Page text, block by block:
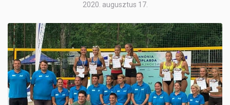
2020. augusztus 17.